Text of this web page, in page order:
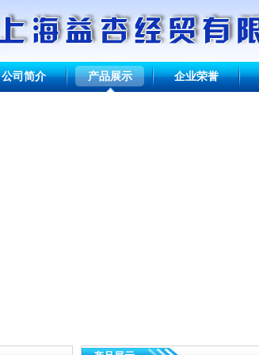
公司简介 产品展示 企业荣誉